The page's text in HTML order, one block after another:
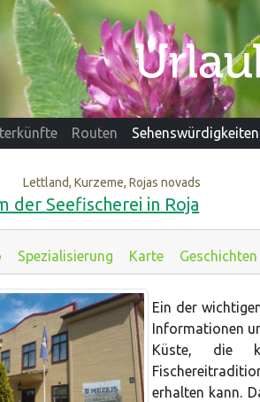
Routen Sehenswürdigkeiten
Lettland, Kurzeme, Rojas novads
der Seefischerei in Roja
Spezialisierung Karte Geschichten
Ein der
Informationen
Küste, die
erhalten kann.